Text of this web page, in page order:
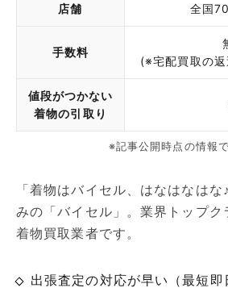
店舗 全国
手数料
(※宅配買取の
値段がつかない
着物の引取り
※記事公開時点の情報で
「着物はバイセル、はなはなは
みの「バイセル」。業界トップク
着物買取業者です。
出張査定の対応が早い（最短即